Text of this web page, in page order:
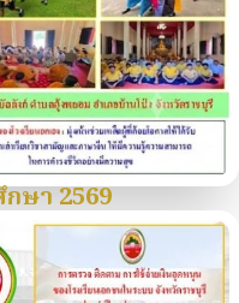
ษา 2569